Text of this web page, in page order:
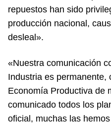
repuestos han sido
producción nacional,
desleal».
«Nuestra comunicación
Industria es permanente,
Economía Productiva de
comunicado todos los
oficial, muchas las